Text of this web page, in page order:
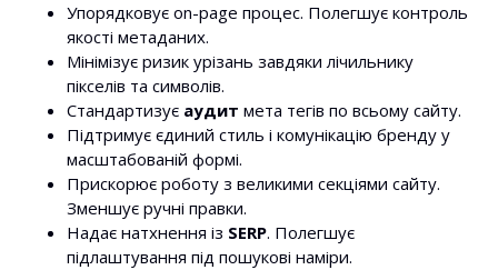
Упорядковує on-page процес. Полегшує контроль
якості метаданих.
Мінімізує ризик урізань завдяки лічильнику
пікселів та символів.
Стандартизує аудит мета тегів по всьому сайту.
Підтримує єдиний стиль і комунікацію бренду у
масштабованій формі.
Прискорює роботу з великими секціями сайту.
Зменшує ручні правки.
Надає натхнення із SERP. Полегшує
підлаштування під пошукові наміри.